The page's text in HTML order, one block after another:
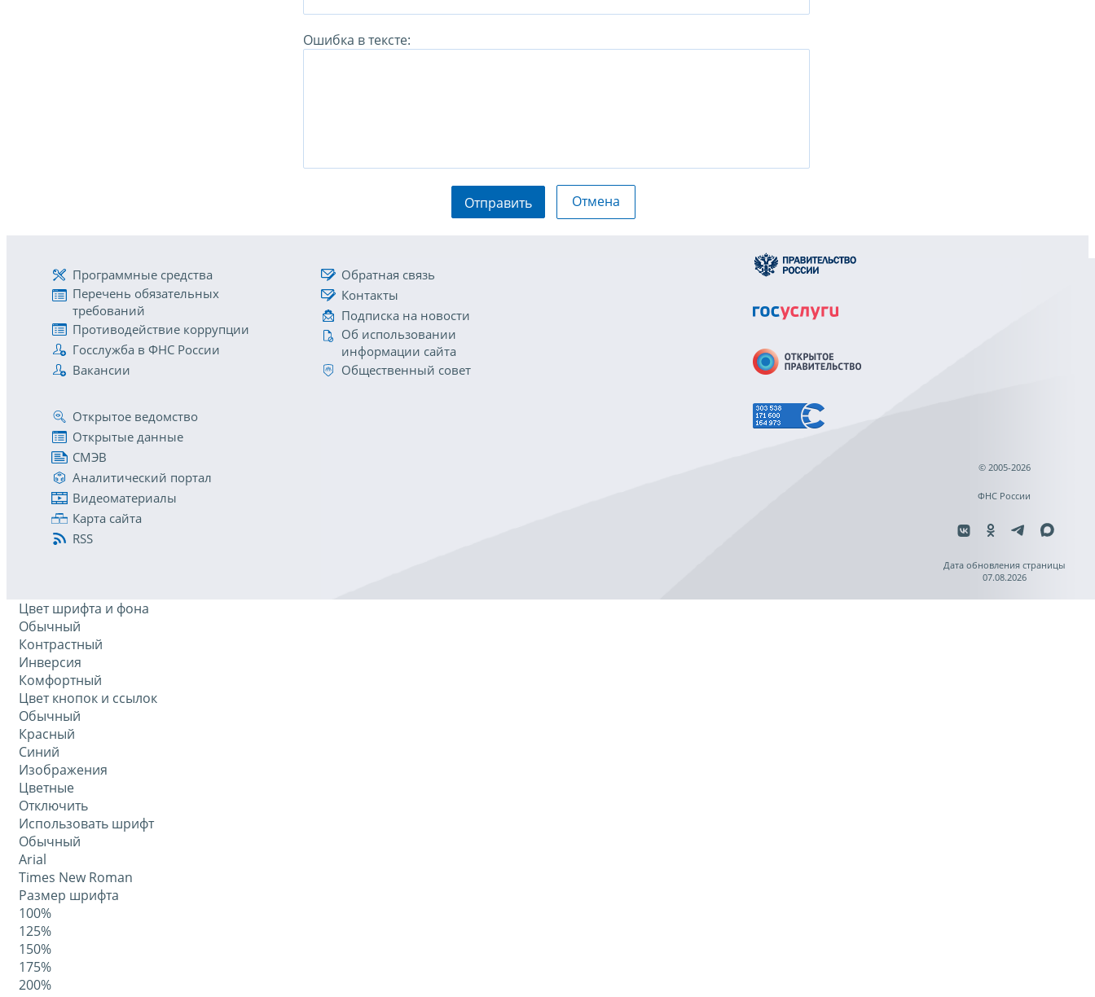
Ошибка в тексте:
Отправить Отмена
Программные средства
Перечень обязательных
требований
Противодействие коррупции
Госслужба в ФНС России
Вакансии
Обратная связь
Контакты
Подписка на новости
Об использовании
информации сайта
Общественный совет
Открытое ведомство
Открытые данные
СМЭВ
Аналитический портал
Видеоматериалы
Карта сайта
RSS
© 2005-2026
ФНС России
Дата обновления страницы
07.08.2026
Цвет шрифта и фона
Обычный
Контрастный
Инверсия
Комфортный
Цвет кнопок и ссылок
Обычный
Красный
Синий
Изображения
Цветные
Отключить
Использовать шрифт
Обычный
Arial
Times New Roman
Размер шрифта
100%
125%
150%
175%
200%